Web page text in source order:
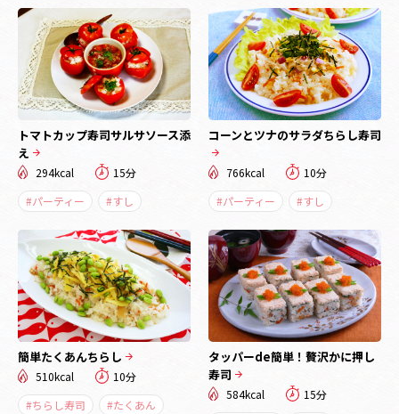
トマトカップ寿司サルサソース添
え
294kcal
15分
#パーティー
#すし
コーンとツナのサラダちらし寿司
766kcal
10分
#パーティー
#すし
簡単たくあんちらし
510kcal
10分
#ちらし寿司
#たくあん
タッパーde簡単！贅沢かに押し
寿司
584kcal
15分